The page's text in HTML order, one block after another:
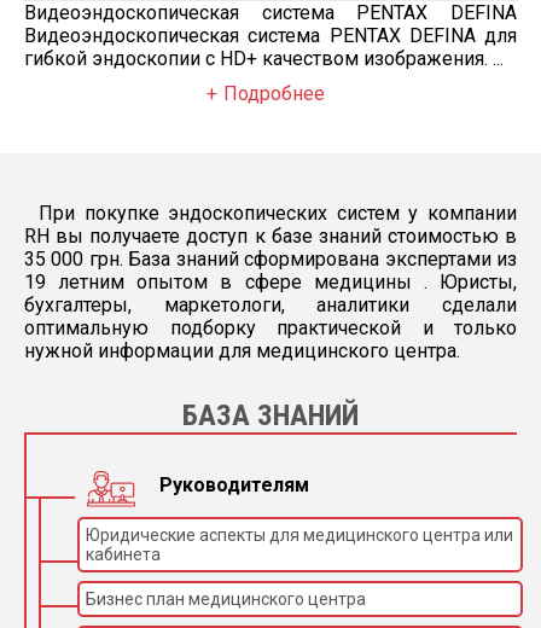
Прибор хранения
изображений
Флэш-память USB
(FAT32)
Видеоэндоскопическая система PENTAX DEFINA
Видеоэндоскопическая система PENTAX DEFINA для
гибкой эндоскопии с HD+ качеством изображения. ...
Подробнее
При покупке эндоскопических систем у компании
RH вы получаете доступ к базе знаний стоимостью в
35 000 грн. База знаний сформирована экспертами из
19 летним опытом в сфере медицины . Юристы,
бухгалтеры, маркетологи, аналитики сделали
оптимальную подборку практической и только
нужной информации для медицинского центра.
БАЗА ЗНАНИЙ
Руководителям
Юридические аспекты для медицинского центра или
кабинета
Бизнес план медицинского центра